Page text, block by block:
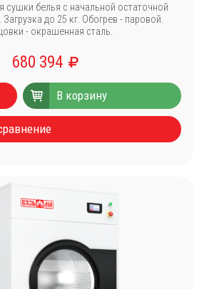
сушки белья с начальной остаточной
до 25 кг. Обогрев - паровой.
- окрашенная сталь.
680 394
В корзину